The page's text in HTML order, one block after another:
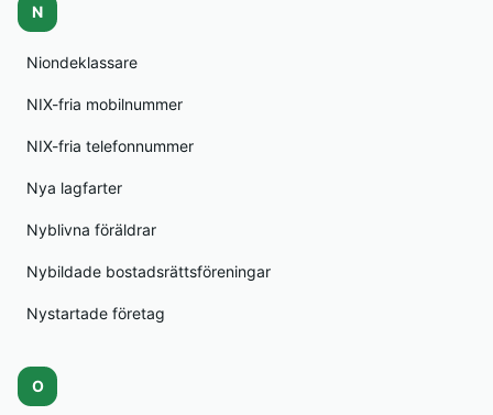
N
Niondeklassare
NIX-fria mobilnummer
NIX-fria telefonnummer
Nya lagfarter
Nyblivna föräldrar
Nybildade bostadsrättsföreningar
Nystartade företag
O